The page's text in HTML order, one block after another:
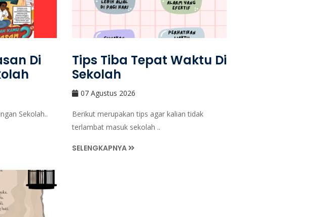
Di
Sekolah..
Tips Tiba Tepat Waktu Di
Sekolah
07 Agustus 2026
Berikut merupakan tips agar kalian tidak
terlambat masuk sekolah ..
SELENGKAPNYA